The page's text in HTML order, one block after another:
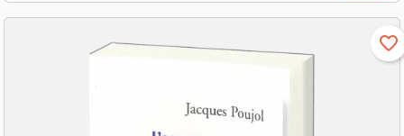
favorite_border